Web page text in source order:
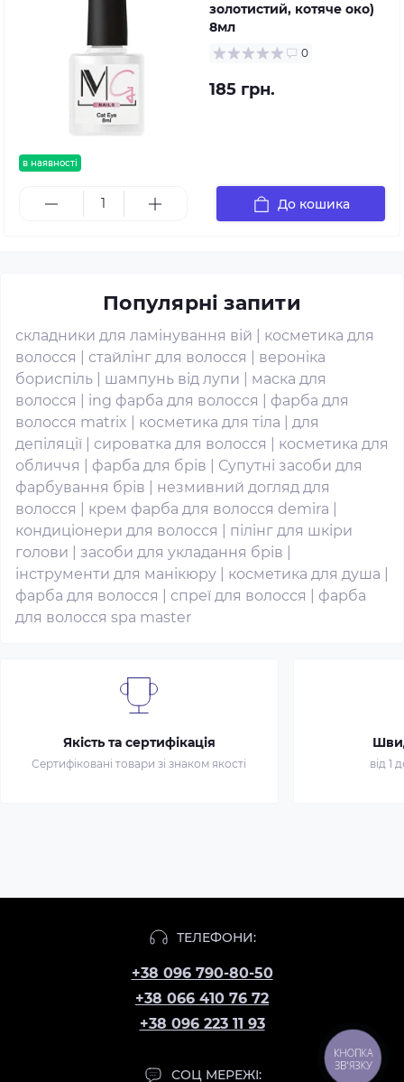
в наявності
золотистий, котяче око)
8мл
0
185 грн.
До кошика
Популярні запити
складники для ламінування вій
косметика для
волосся
стайлінг для волосся
вероніка
бориспіль
шампунь від лупи
маска для
волосся
ing фарба для волосся
фарба для
волосся matrix
косметика для тіла
для
депіляції
сироватка для волосся
косметика для
обличчя
фарба для брів
Супутні засоби для
фарбування брів
незмивний догляд для
волосся
крем фарба для волосся demira
кондиціонери для волосся
пілінг для шкіри
голови
засоби для укладання брів
інструменти для манікюру
косметика для душа
фарба для волосся
спреї для волосся
фарба
для волосся spa master
Якість та сертифікація
Сертифіковані товари зі знаком якості від 1
ТЕЛЕФОНИ:
+38 096 790-80-50
+38 066 410 76 72
+38 096 223 11 93
СОЦ МЕРЕЖІ:
КНОПКА
ЗВ'ЯЗКУ